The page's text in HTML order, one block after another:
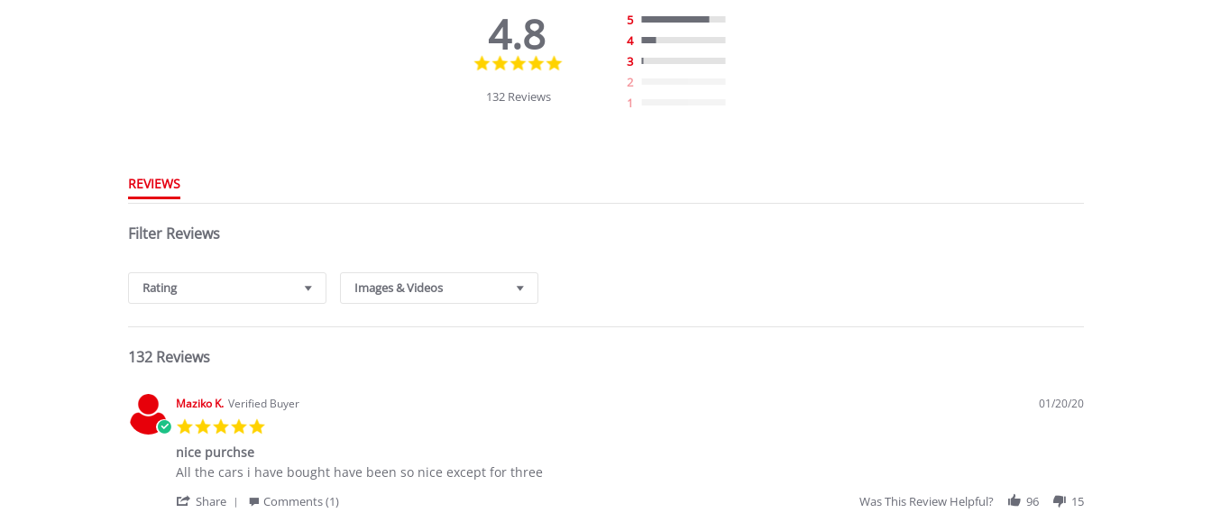
4.8
4.8
132 Reviews
5
4
3
2
1
REVIEWS
Filter Reviews
Rating Images & Videos
132 Reviews
Maziko K. Verified Buyer 01/20/20
nice purchse
Review
Maziko
review
nice
All the cars i have bought have been so nice except for three
Share Comments (1) Was This Review Helpful? 96 15